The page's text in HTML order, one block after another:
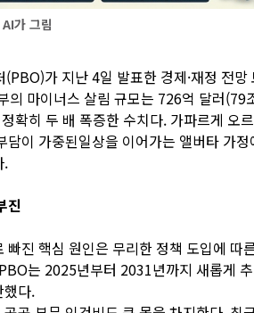
가 그림
가 지난 4일 발표한 경제·재정 전
의 마이너스 살림 규모는 726억 달러(79
확히 두 배 폭증한 수치다. 가파르게 오
담이 가중된일상을 이어가는 앨버타 가
.
진
빠진 핵심 원인은 무리한 정책 도입에 따
는 2025년부터 2031년까지 새롭게
했다.